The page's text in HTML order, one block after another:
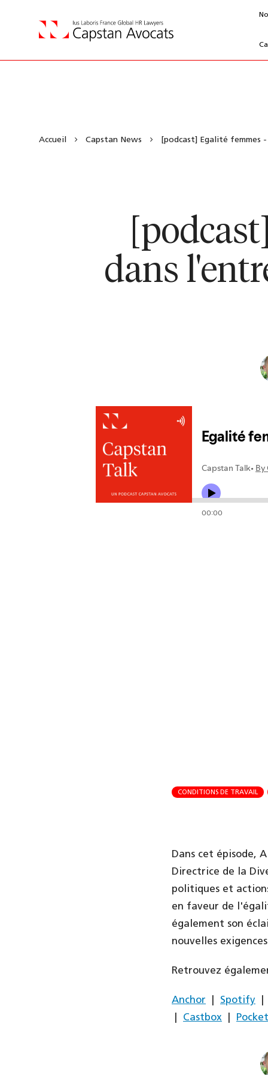
Accueil Capstan News [podcast] Egalité femmes
dans
CONDITIONS DE TRAVAIL
Dans cet épisode,
Directrice de la
politiques et
en faveur de
également son
nouvelles
Retrouvez
Anchor Spotify
Castbox